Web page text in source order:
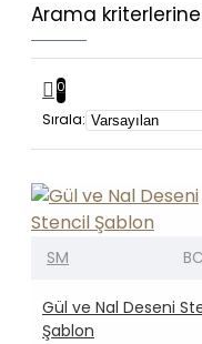
Arama
0
Sırala:
SM
Gül ve Nal Deseni
Şablon